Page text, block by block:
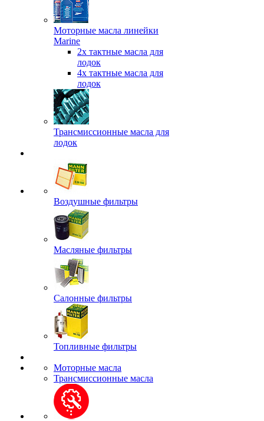
Моторные масла линейки
Marine
2х тактные масла для
лодок
4х тактные масла для
лодок
Трансмиссионные масла для
лодок
Воздушные фильтры
Масляные фильтры
Салонные фильтры
Топливные фильтры
Моторные масла
Трансмиссионные масла